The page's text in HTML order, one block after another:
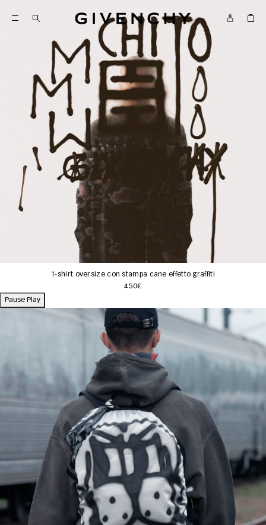
Givenchy
T-shirt oversize con stampa cane effetto graffiti
450€
Pause Play